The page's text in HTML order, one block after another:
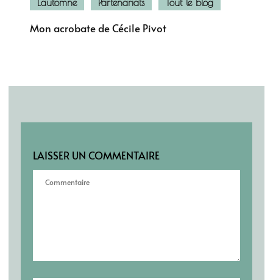
L'automne Partenariats Tout le blog
Mon acrobate de Cécile Pivot
LAISSER UN COMMENTAIRE